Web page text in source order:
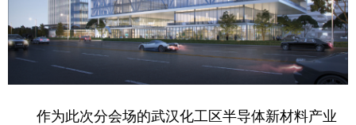
Deutsch Português
作为此次分会场的武汉化工区半导体新材料产业